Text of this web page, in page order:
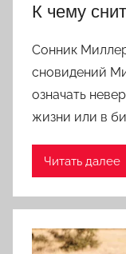
К чему
Сонник
сновидений
означать
жизни или в
Читать далее